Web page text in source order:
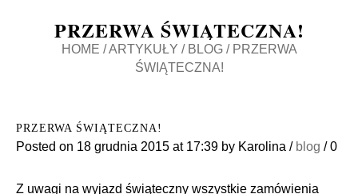
PRZERWA ŚWIĄTECZNA!
HOME / ARTYKUŁY / BLOG / PRZERWA
ŚWIĄTECZNA!
PRZERWA ŚWIĄTECZNA!
Posted on 18 grudnia 2015 at 17:39 by Karolina / blog /0
Z uwagi na wyjazd świąteczny wszystkie zamówienia